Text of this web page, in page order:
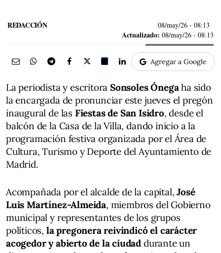
REDACCIÓN 08/may/26 - 08:13
Actualizado: 08/may/26 - 08:13
Agregar a Google
La periodista y escritoraSonsoles Ónegaha sido
la encargada de pronunciar este jueves el pregón
inaugural de las Fiestas de San Isidro, desde el
balcón de la Casa de la Villa, dando inicio a la
programación festiva organizada por el Área de
Cultura, Turismo y Deporte del Ayuntamiento de
Madrid.
Acompañada por el alcalde de la capital,José
Luis Martínez-Almeida, miembros del Gobierno
municipal y representantes de los grupos
políticos, la pregonera reivindicó el carácter
acogedor y abierto de la ciudad durante un